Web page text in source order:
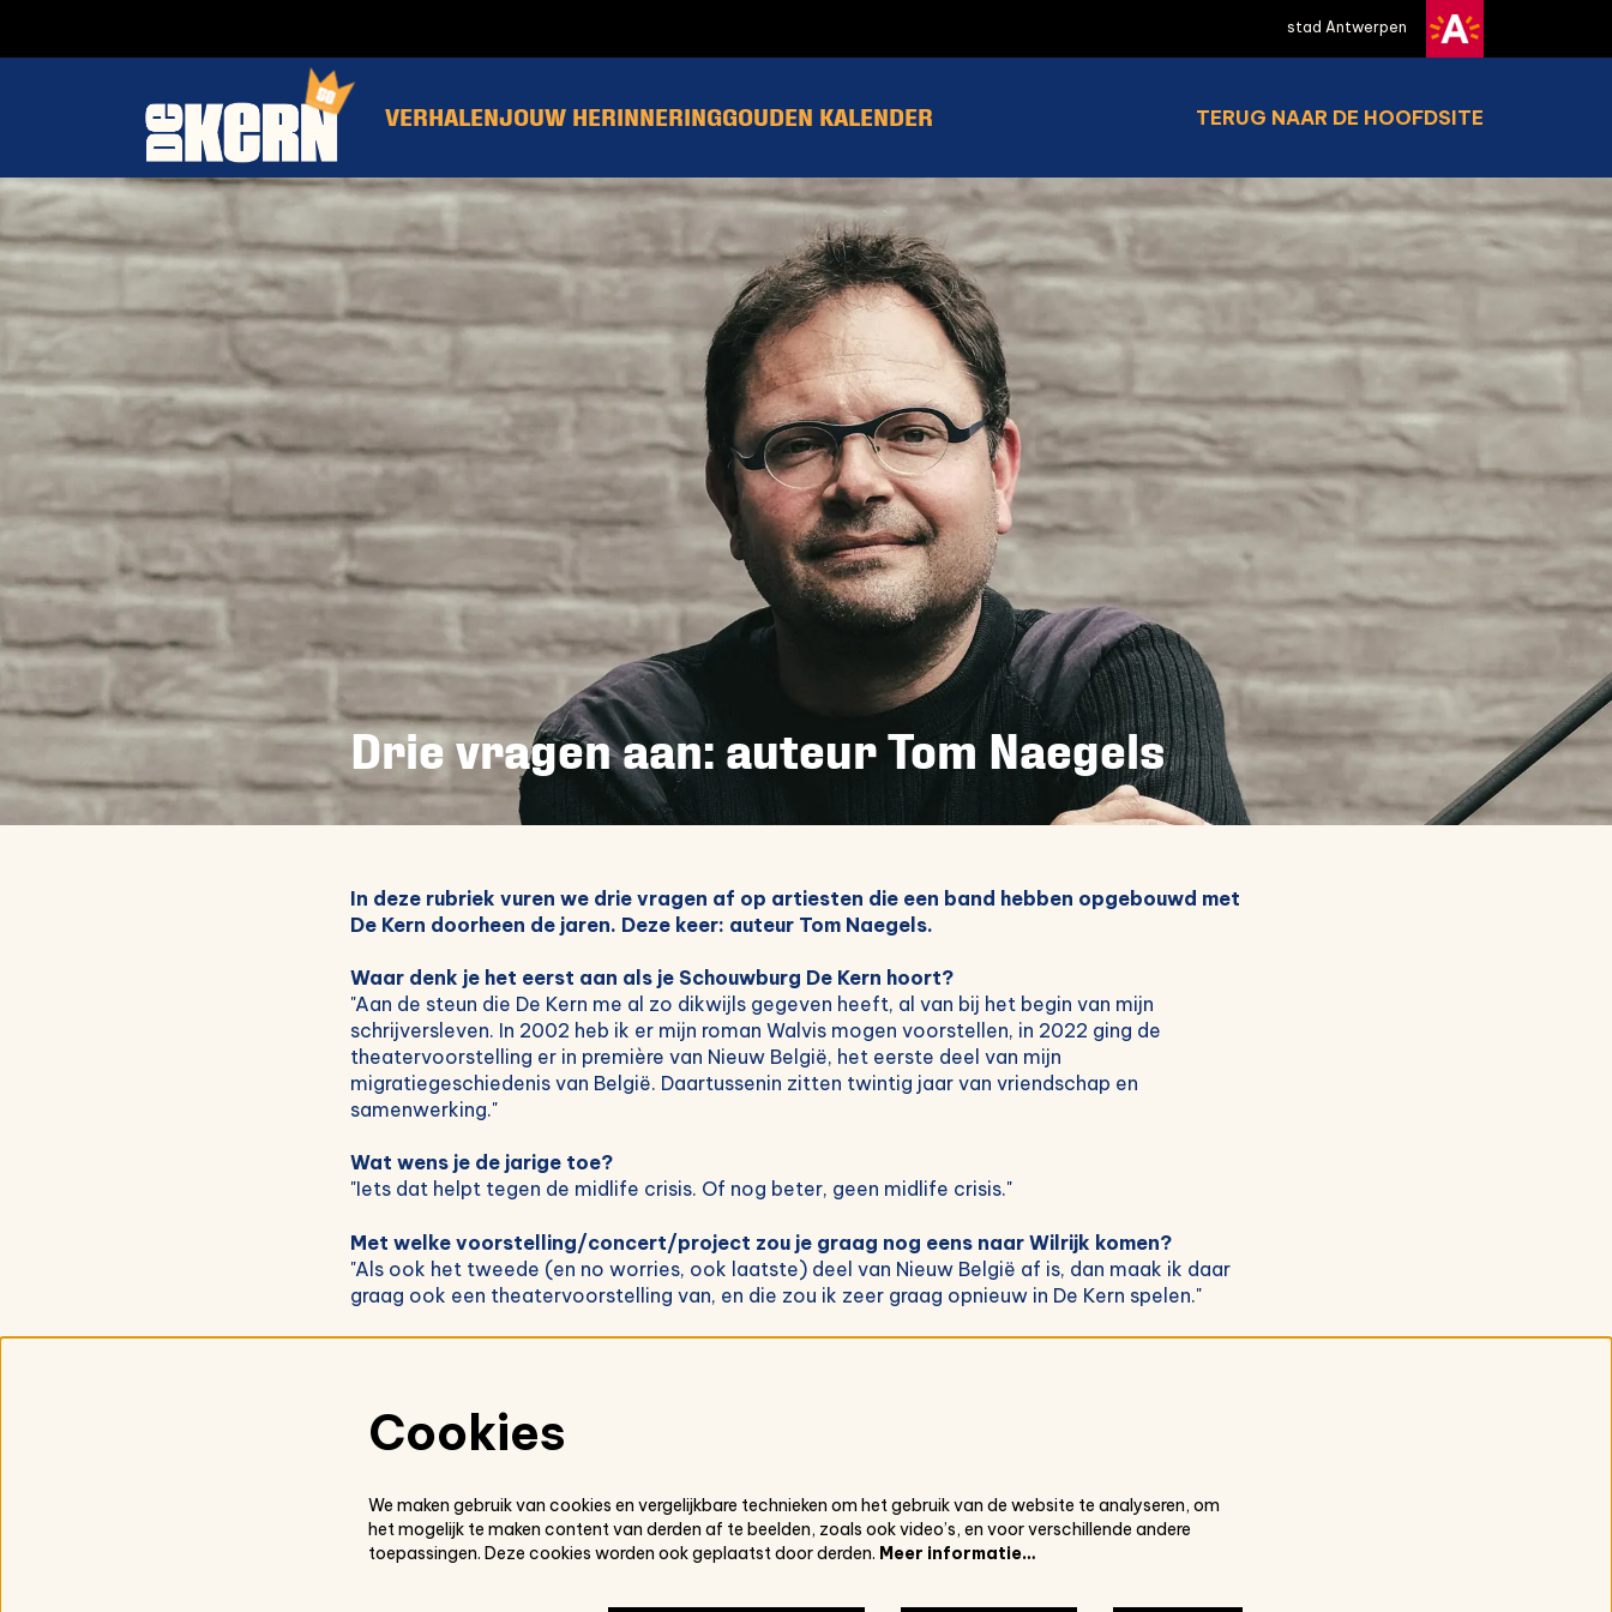
stad Antwerpen
VERHALENJOUW HERINNERINGGOUDEN KALENDER TERUG NAAR DE HOOFDSITE
Drie vragen aan: auteur Tom Naegels
In deze rubriek vuren we drie vragen af op artiesten die een band hebben opgebouwd met
De Kern doorheen de jaren. Deze keer: auteur Tom Naegels.
Waar denk je het eerst aan als je Schouwburg De Kern hoort?
"Aan de steun die De Kern me al zo dikwijls gegeven heeft, al van bij het begin van mijn
schrijversleven. In 2002 heb ik er mijn roman Walvis mogen voorstellen, in 2022 ging de
theatervoorstelling er in première van Nieuw België, het eerste deel van mijn
migratiegeschiedenis van België. Daartussenin zitten twintig jaar van vriendschap en
samenwerking."
Wat wens je de jarige toe?
"Iets dat helpt tegen de midlife crisis. Of nog beter, geen midlife crisis."
Met welke voorstelling/concert/project zou je graag nog eens naar Wilrijk komen?
"Als ook het tweede (en no worries, ook laatste) deel van Nieuw België af is, dan maak ik daar
graag ook een theatervoorstelling van, en die zou ik zeer graag opnieuw in De Kern spelen."
Cookies
We maken gebruik van cookies en vergelijkbare technieken om het gebruik van de website te analyseren, om
het mogelijk te maken content van derden af te beelden, zoals ook video’s, en voor verschillende andere
toepassingen. Deze cookies worden ook geplaatst door derden. Meer informatie…